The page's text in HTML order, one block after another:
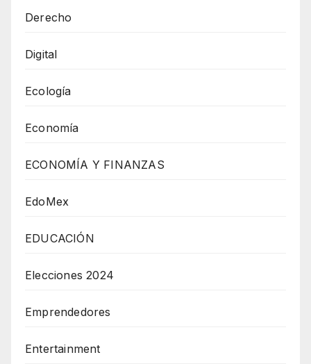
Derecho
Digital
Ecología
Economía
ECONOMÍA Y FINANZAS
EdoMex
EDUCACIÓN
Elecciones 2024
Emprendedores
Entertainment